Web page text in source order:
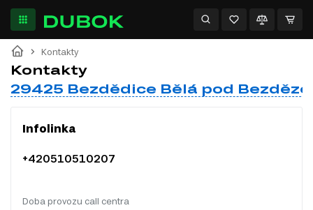
Kontakty
Kontakty
29425 Bezdědice Bělá pod
Infolinka
+420510510207
Doba provozu call centra